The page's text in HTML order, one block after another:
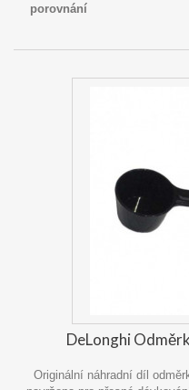
porovnání
DeLonghi
Originální náhradní díl